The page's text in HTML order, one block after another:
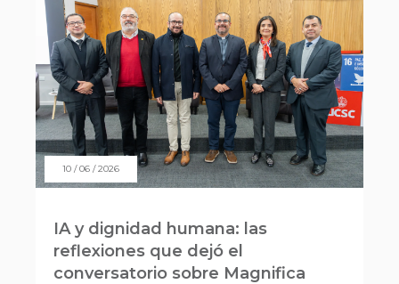
10 / 06 / 2026
IA y dignidad humana: las
reflexiones que dejó el
conversatorio sobre Magnifica